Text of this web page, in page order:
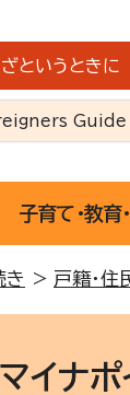
というときに
Guide
子育て・教育
き > 戸籍・住
マイナ